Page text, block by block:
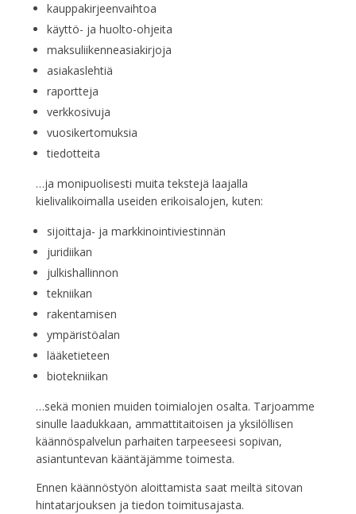
kauppakirjeenvaihtoa
käyttö- ja huolto-ohjeita
maksuliikenneasiakirjoja
asiakaslehtiä
raportteja
verkkosivuja
vuosikertomuksia
tiedotteita
…ja monipuolisesti muita tekstejä laajalla
kielivalikoimalla useiden erikoisalojen, kuten:
sijoittaja- ja markkinointiviestinnän
juridiikan
julkishallinnon
tekniikan
rakentamisen
ympäristöalan
lääketieteen
biotekniikan
…sekä monien muiden toimialojen osalta. Tarjoamme
sinulle laadukkaan, ammattitaitoisen ja yksilöllisen
käännöspalvelun parhaiten tarpeeseesi sopivan,
asiantuntevan kääntäjämme toimesta.
Ennen käännöstyön aloittamista saat meiltä sitovan
hintatarjouksen ja tiedon toimitusajasta.